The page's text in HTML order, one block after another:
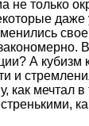
не только
даже
А кубизм
и
как мечтал